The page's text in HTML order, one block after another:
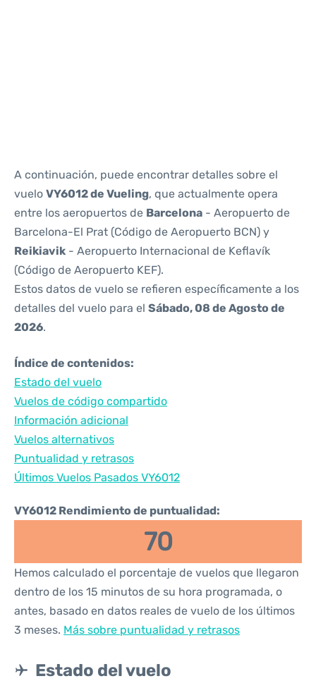
A continuación, puede encontrar detalles sobre el
vuelo VY6012 de Vueling, que actualmente opera
entre los aeropuertos de Barcelona - Aeropuerto de
Barcelona-El Prat (Código de Aeropuerto BCN) y
Reikiavik - Aeropuerto Internacional de Keflavík
(Código de Aeropuerto KEF).
Estos datos de vuelo se refieren específicamente a los
detalles del vuelo para el Sábado, 08 de Agosto de
2026.
Índice de contenidos:
Estado del vuelo
Vuelos de código compartido
Información adicional
Vuelos alternativos
Puntualidad y retrasos
Últimos Vuelos Pasados VY6012
VY6012 Rendimiento de puntualidad:
70
Hemos calculado el porcentaje de vuelos que llegaron
dentro de los 15 minutos de su hora programada, o
antes, basado en datos reales de vuelo de los últimos
3 meses. Más sobre puntualidad y retrasos
Estado del vuelo